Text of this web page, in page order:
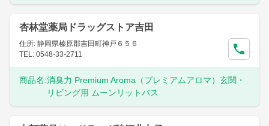
杏林堂薬局ドラッグストア吉田
住所: 静岡県榛原郡吉田町神戸６５６
TEL: 0548-33-2711
商品名:消臭力 Premium Aroma（プレミアムアロマ）玄関・
リビング用 ムーンリットバス